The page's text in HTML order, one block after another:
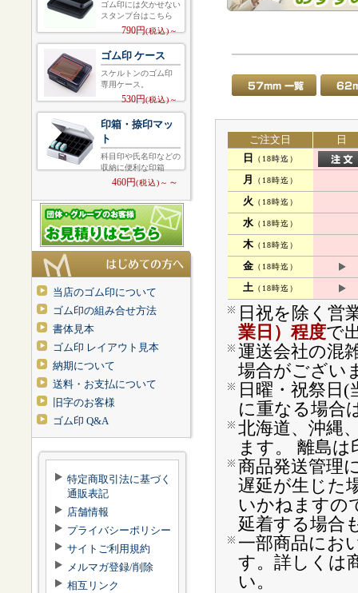
ゴム印には欠かせない
スタンプ台はこちら
790円(税込)～
ゴム印 ケース
スケルトンのゴム印
専用ケース。
530円(税込)～
印箱・捺印マッ
ト
科目印や氏名印などの
収納に便利な印箱
460円(税込)～ ～
当店のゴム印について
ゴム印の組み合せ方法
書体見本
ゴム印 レイアウト見本
納期について
送料・お支払について
旧字のお客様
ゴム印 Q&A
特定商取引法に基づく
通販表記
店舗情報
プライバシーポリシー
サイトご利用規約
メルマガ登録/削除
相互リンク
ご注文日
日
日
（18時迄）
月 （18時迄）
火 （18時迄）
水 （18時迄）
木 （18時迄）
金 （18時迄）
土 （18時迄）
日祝を除く営
業日）程度で
運送会社の混
場合がござい
日曜・祝祭日
に重なる場合
北海道、沖縄
ます。 離島
商品発送管理
遅延が生じた
いかねますの
延着する場合
一部商品にお
す。詳しくは
い。